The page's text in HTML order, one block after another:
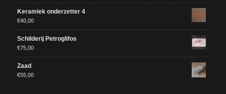
Keramiek onderzetter 4
€40,00
Schilderij Petroglifos
€75,00
Zaad
€55,00